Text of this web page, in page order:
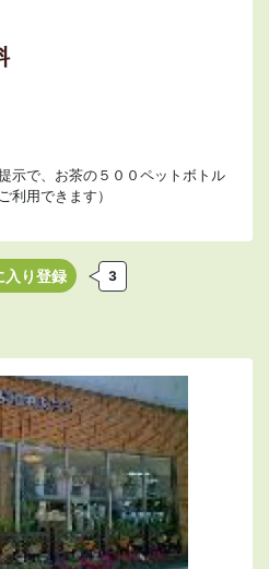
示で、お茶の５００ペットボトル
利用できます）
入り登録 3